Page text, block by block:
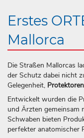
Erstes
Mallorca
Die Straßen Mallorcas
der Schutz dabei nicht
Gelegenheit,
Entwickelt wurden die
und Ärzten gemeinsam
Schwaben bieten
perfekter anatomischer